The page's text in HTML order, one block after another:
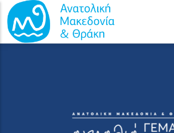
Παράκαμψη προς το κυρίως περιεχόμενο